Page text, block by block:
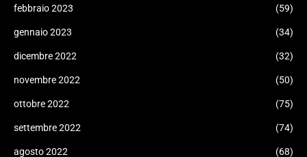
febbraio 2023 (59)
gennaio 2023 (34)
dicembre 2022 (32)
novembre 2022 (50)
ottobre 2022 (75)
settembre 2022 (74)
agosto 2022 (68)